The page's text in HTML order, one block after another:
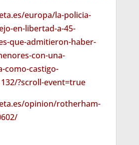
europa/la-policia-
en-libertad-a-45-
que-admitieron-haber-
con-una-
como-castigo-
?scroll-event=true
opinion/rotherham-